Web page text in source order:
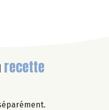
recette